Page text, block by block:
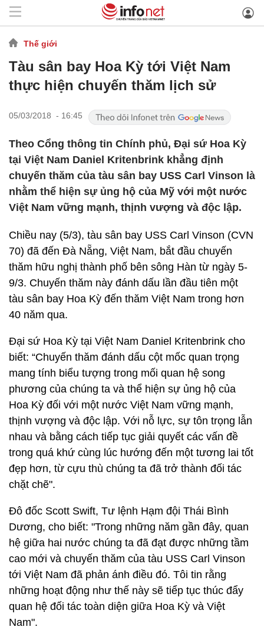
Thế giới
Tàu sân bay Hoa Kỳ tới Việt Nam
thực hiện chuyến thăm lịch sử
05/03/2018 - 16:45
Theo Cổng thông tin Chính phủ, Đại sứ Hoa Kỳ
tại Việt Nam Daniel Kritenbrink khẳng định
chuyến thăm của tàu sân bay USS Carl Vinson là
nhằm thể hiện sự ủng hộ của Mỹ với một nước
Việt Nam vững mạnh, thịnh vượng và độc lập.
Chiều nay (5/3), tàu sân bay USS Carl Vinson (CVN
70) đã đến Đà Nẵng, Việt Nam, bắt đầu chuyến
thăm hữu nghị thành phố bên sông Hàn từ ngày 5-
9/3. Chuyến thăm này đánh dấu lần đầu tiên một
tàu sân bay Hoa Kỳ đến thăm Việt Nam trong hơn
40 năm qua.
Đại sứ Hoa Kỳ tại Việt Nam Daniel Kritenbrink cho
biết: “Chuyến thăm đánh dấu cột mốc quan trọng
mang tính biểu tượng trong mối quan hệ song
phương của chúng ta và thể hiện sự ủng hộ của
Hoa Kỳ đối với một nước Việt Nam vững mạnh,
thịnh vượng và độc lập. Với nỗ lực, sự tôn trọng lẫn
nhau và bằng cách tiếp tục giải quyết các vấn đề
trong quá khứ cùng lúc hướng đến một tương lai tốt
đẹp hơn, từ cựu thù chúng ta đã trở thành đối tác
chặt chẽ".
Đô đốc Scott Swift, Tư lệnh Hạm đội Thái Bình
Dương, cho biết: "Trong những năm gần đây, quan
hệ giữa hai nước chúng ta đã đạt được những tầm
cao mới và chuyến thăm của tàu USS Carl Vinson
tới Việt Nam đã phản ánh điều đó. Tôi tin rằng
những hoạt động như thế này sẽ tiểp tục thúc đẩy
quan hệ đối tác toàn diện giữa Hoa Kỳ và Việt
Nam".